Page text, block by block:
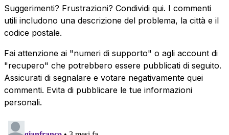
Suggerimenti? Frustrazioni? Condividi qui. I commenti
utili includono una descrizione del problema, la città e il
codice postale.
Fai attenzione ai "numeri di supporto" o agli account di
"recupero" che potrebbero essere pubblicati di seguito.
Assicurati di segnalare e votare negativamente quei
commenti. Evita di pubblicare le tue informazioni
personali.